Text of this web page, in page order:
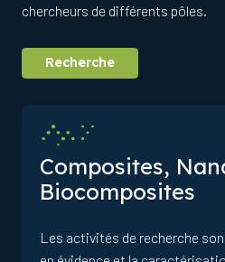
chercheurs de différents pôles.
Recherche
Composites,
Biocomposites
Les activités de recherche